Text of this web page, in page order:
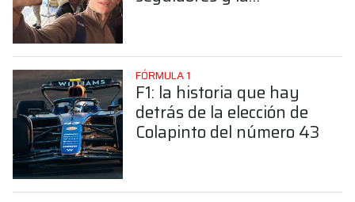
FÓRMULA 1
F1: la historia que hay
detrás de la elección de
Colapinto del número 43